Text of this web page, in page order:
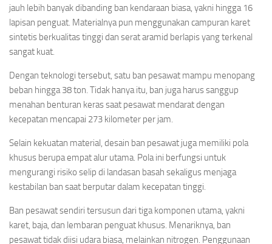
jauh lebih banyak dibanding ban kendaraan biasa, yakni hingga 16
lapisan penguat. Materialnya pun menggunakan campuran karet
sintetis berkualitas tinggi dan serat aramid berlapis yang terkenal
sangat kuat.
Dengan teknologi tersebut, satu ban pesawat mampu menopang
beban hingga 38 ton. Tidak hanya itu, ban juga harus sanggup
menahan benturan keras saat pesawat mendarat dengan
kecepatan mencapai 273 kilometer per jam.
Selain kekuatan material, desain ban pesawat juga memiliki pola
khusus berupa empat alur utama. Pola ini berfungsi untuk
mengurangi risiko selip di landasan basah sekaligus menjaga
kestabilan ban saat berputar dalam kecepatan tinggi.
Ban pesawat sendiri tersusun dari tiga komponen utama, yakni
karet, baja, dan lembaran penguat khusus. Menariknya, ban
pesawat tidak diisi udara biasa, melainkan nitrogen. Penggunaan